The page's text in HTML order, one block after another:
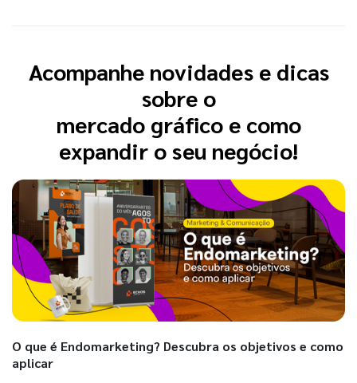
Acompanhe novidades e dicas
sobre o
mercado gráfico e como
expandir o seu negócio!
O que é Endomarketing? Descubra os objetivos e como
aplicar